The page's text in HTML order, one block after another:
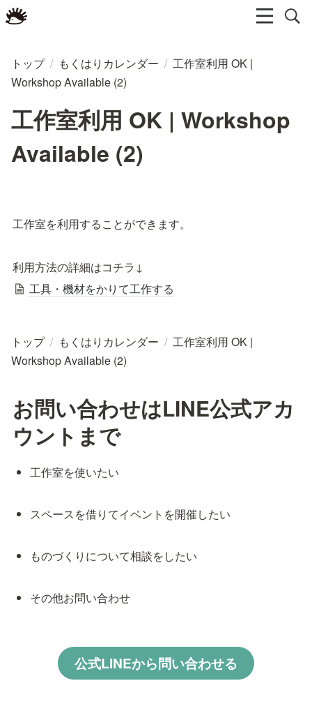
トップ / もくはりカレンダー / 工作室利用 OK |
Workshop Available (2)
工作室利用 OK | Workshop
Available (2)
工作室を利用することができます。
利用方法の詳細はコチラ↓
工具・機材をかりて工作する
トップ / もくはりカレンダー / 工作室利用 OK |
Workshop Available (2)
お問い合わせはLINE公式アカ
ウントまで
工作室を使いたい
スペースを借りてイベントを開催したい
ものづくりについて相談をしたい
その他お問い合わせ
公式LINEから問い合わせる